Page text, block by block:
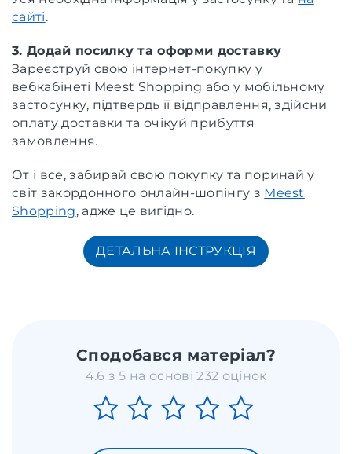
сайті.
3. Додай посилку та оформи доставку
Зареєструй свою інтернет-покупку у
вебкабінеті Meest Shopping або у мобільному
застосунку, підтвердь її відправлення, здійсни
оплату доставки та очікуй прибуття
замовлення.
От і все, забирай свою покупку та поринай у
світ закордонного онлайн-шопінгу з Meest
Shopping, адже це вигідно.
ДЕТАЛЬНА ІНСТРУКЦІЯ
Сподобався матеріал?
4.6 з 5 на основі 232 оцінок